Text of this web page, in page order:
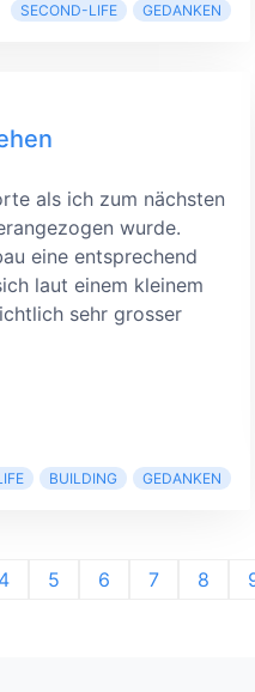
SECOND-LIFE GEDANKEN
als ich zum nächsten
wurde.
eine entsprechend
laut einem kleinem
sehr grosser
BUILDING GEDANKEN
4 5 6 7 8